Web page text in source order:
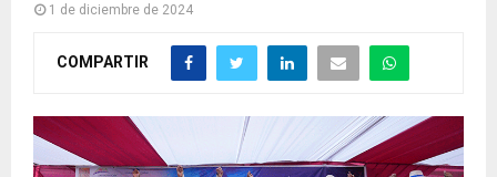
1 de diciembre de 2024
COMPARTIR